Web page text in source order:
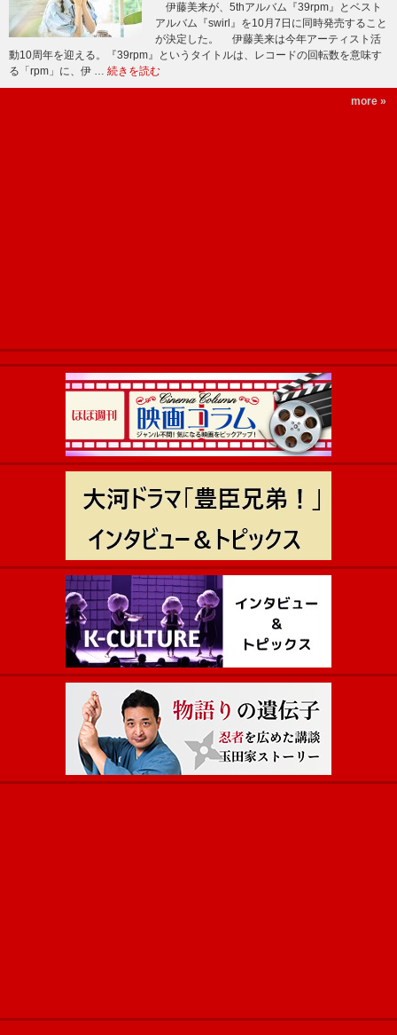
伊藤美来が、5thアルバム『39rpm』とベスト
アルバム『swirl』を10月7日に同時発売すること
が決定した。 伊藤美来は今年アーティスト活
動10周年を迎える。『39rpm』というタイトルは、レコードの回転数を意味す
る「rpm」に、伊 … 続きを読む
more »